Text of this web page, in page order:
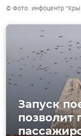
© Фото: инфоцентр
Запуск
позволит